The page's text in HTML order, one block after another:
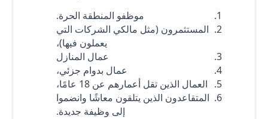
موظفو المنطقة الحرة.
المستثمرون (مثل مالكي الشركات التي
يعملون فيها)،
عمال المنازل
عمال بدوام جزئي،
العمال الذين تقل أعمارهم عن 18 عامًا،
المتقاعدون الذين يتلقون معاشًا وانضموا
إلى وظيفة جديدة.